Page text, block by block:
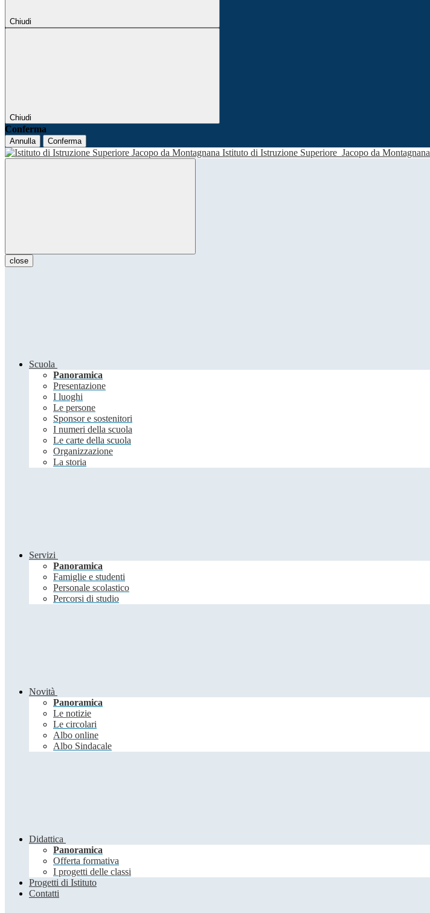
Chiudi
Chiudi
Conferma
Annulla Conferma
Istituto di Istruzione Superiore Jacopo da Montagnana
close
Scuola
Panoramica
Presentazione
I luoghi
Le persone
Sponsor e sostenitori
I numeri della scuola
Le carte della scuola
Organizzazione
La storia
Servizi
Panoramica
Famiglie e studenti
Personale scolastico
Percorsi di studio
Novità
Panoramica
Le notizie
Le circolari
Albo online
Albo Sindacale
Didattica
Panoramica
Offerta formativa
I progetti delle classi
Progetti di Istituto
Contatti